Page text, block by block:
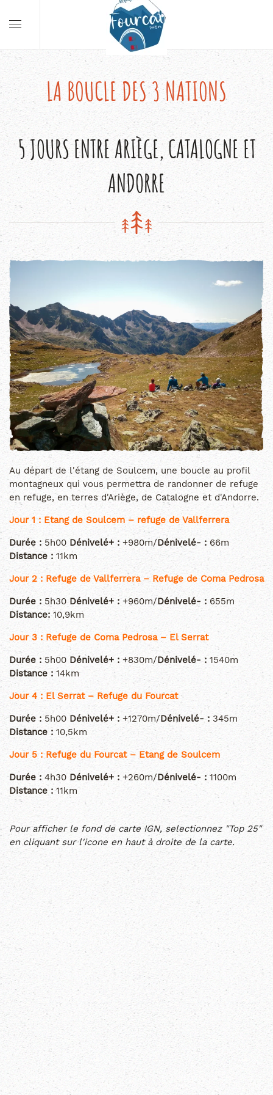
LA BOUCLE DES 3 NATIONS
5 JOURS ENTRE ARIÈGE, CATALOGNE ET
ANDORRE
Au départ de l'étang de Soulcem, une boucle au profil
montagneux qui vous permettra de randonner de refuge
en refuge, en terres d'Ariège, de Catalogne et d'Andorre.
Jour 1 : Etang de Soulcem – refuge de Vallferrera
Durée : 5h00 Dénivelé+ : +980m/Dénivelé- : 66m
Distance : 11km
Jour 2 : Refuge de Vallferrera – Refuge de Coma Pedrosa
Durée : 5h30Dénivelé+ : +960m/Dénivelé- : 655m
Distance:10,9km
Jour 3 : Refuge de Coma Pedrosa – El Serrat
Durée : 5h00 Dénivelé+ : +830m/Dénivelé- : 1540m
Distance : 14km
Jour 4 : El Serrat – Refuge du Fourcat
Durée : 5h00 Dénivelé+ :+1270m/Dénivelé- : 345m
Distance : 10,5km
Jour 5 : Refuge du Fourcat – Etang de Soulcem
Durée : 4h30 Dénivelé+ : +260m/Dénivelé- : 1100m
Distance : 11km
Pour afficher le fond de carte IGN, selectionnez "Top 25"
en cliquant sur l'icone en haut à droite de la carte.